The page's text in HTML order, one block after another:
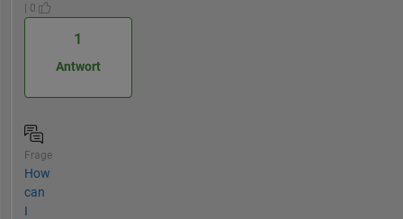
| 0
1
Antwort
Frage
How
can
I